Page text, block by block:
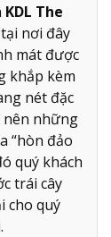
KDL The
nơi đây
mát được
khắp kèm
nét đặc
nên những
“hòn đảo
quý khách
trái cây
cho quý